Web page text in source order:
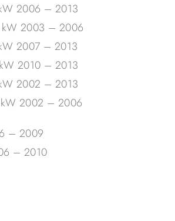
2006 – 2013
kW 2003 – 2006
2007 – 2013
2010 – 2013
2002 – 2013
kW 2002 – 2006
– 2009
– 2010